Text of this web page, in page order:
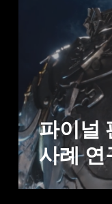
파이널
사례 연